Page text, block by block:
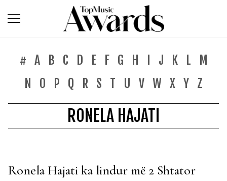
# A B C D E F G H J K L
M
N
O P Q R S T U V W X Y Z
RONELA HAJATI
Ronela Hajati ka lindur më 2 Shtator